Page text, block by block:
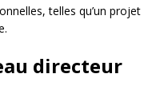
telles qu’un projet
directeur